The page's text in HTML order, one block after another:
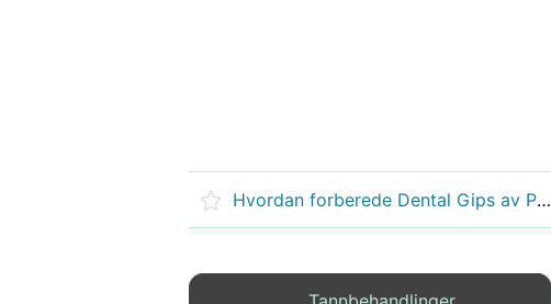
Hvordan forberede Dental Gips av Paris